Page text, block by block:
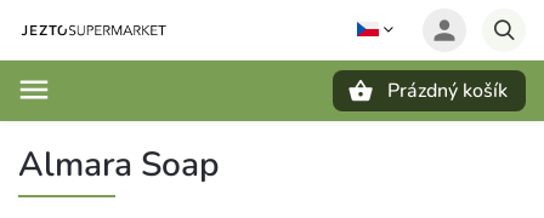
Prázdný košík
Almara Soap